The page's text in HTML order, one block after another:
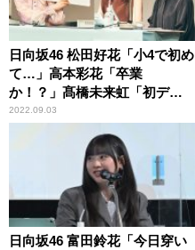
日向坂46 松田好花「小4で初め
て…」高本彩花「卒業
か！？」髙橋未来虹「初デー
ト！」 どこにも出してない
46松田好花の日向坂高校放送
部』公開収録イベントレポー
ト＜前編＞到着！
2022.09.03
日向坂46 富田鈴花「今日穿い